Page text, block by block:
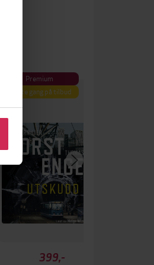
Premium
Første gang på tilbud
399,-